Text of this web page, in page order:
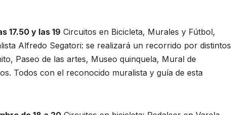
17.50 y las 19 Circuitos en Bicicleta, Murales y Fútbol,
Alfredo Segatori: se realizará un recorrido por distintos
Paseo de las artes, Museo quinquela, Mural de
Todos con el reconocido muralista y guía de esta